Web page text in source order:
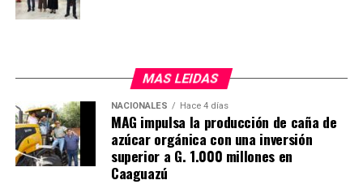
MAS LEIDAS
NACIONALES Hace 4 días
MAG impulsa la producción de caña de
azúcar orgánica con una inversión
superior a G. 1.000 millones en
Caaguazú